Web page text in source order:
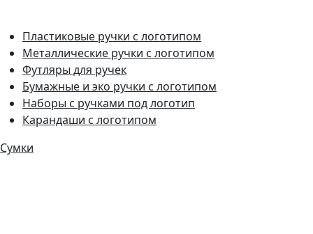
Пластиковые ручки с логотипом
Металлические ручки с логотипом
Футляры для ручек
Бумажные и эко ручки с логотипом
Наборы с ручками под логотип
Карандаши с логотипом
Сумки